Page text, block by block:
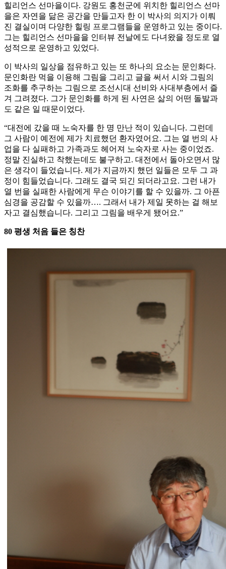
힐리언스 선마을이다. 강원도 홍천군에 위치한 힐리언스 선마
을은 자연을 닮은 공간을 만들고자 한 이 박사의 의지가 이뤄
진 결실이며 다양한 힐링 프로그램들을 운영하고 있는 중이다.
그는 힐리언스 선마을을 인터뷰 전날에도 다녀왔을 정도로 열
성적으로 운영하고 있었다.
이 박사의 일상을 점유하고 있는 또 하나의 요소는 문인화다.
문인화란 먹을 이용해 그림을 그리고 글을 써서 시와 그림의
조화를 추구하는 그림으로 조선시대 선비와 사대부층에서 즐
겨 그려졌다. 그가 문인화를 하게 된 사연은 삶의 어떤 돌발과
도 같은 일 때문이었다.
“대전에 갔을 때 노숙자를 한 명 만난 적이 있습니다. 그런데
그 사람이 예전에 제가 치료했던 환자였어요. 그는 열 번의 사
업을 다 실패하고 가족과도 헤어져 노숙자로 사는 중이었죠.
정말 진실하고 착했는데도 불구하고. 대전에서 돌아오면서 많
은 생각이 들었습니다. 제가 지금까지 했던 일들은 모두 그 과
정이 힘들었습니다. 그래도 결국 되긴 되더라고요. 그런 내가
열 번을 실패한 사람에게 무슨 이야기를 할 수 있을까. 그 아픈
심경을 공감할 수 있을까…. 그래서 내가 제일 못하는 걸 해보
자고 결심했습니다. 그리고 그림을 배우게 됐어요.”
80 평생 처음 들은 칭찬